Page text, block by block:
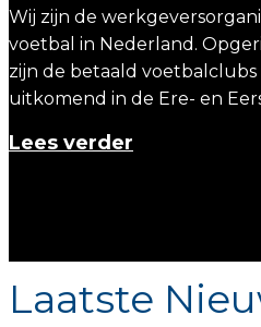
Wij zijn de
voetbal in Nederland.
zijn de betaald voetbalclubs
uitkomend in de Ere- en
Lees verder
Laatste